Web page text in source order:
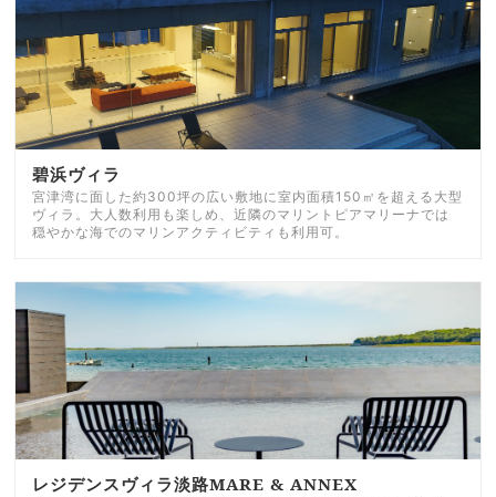
碧浜ヴィラ
宮津湾に面した約300坪の広い敷地に室内面積150㎡を超える大型
ヴィラ。大人数利用も楽しめ、近隣のマリントピアマリーナでは
穏やかな海でのマリンアクティビティも利用可。
レジデンスヴィラ淡路MARE & ANNEX